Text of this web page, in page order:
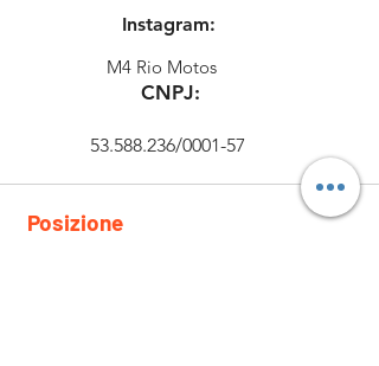
Instagram:
M4 Rio Motos
CNPJ:
53.588.236/0001-57
Posizione